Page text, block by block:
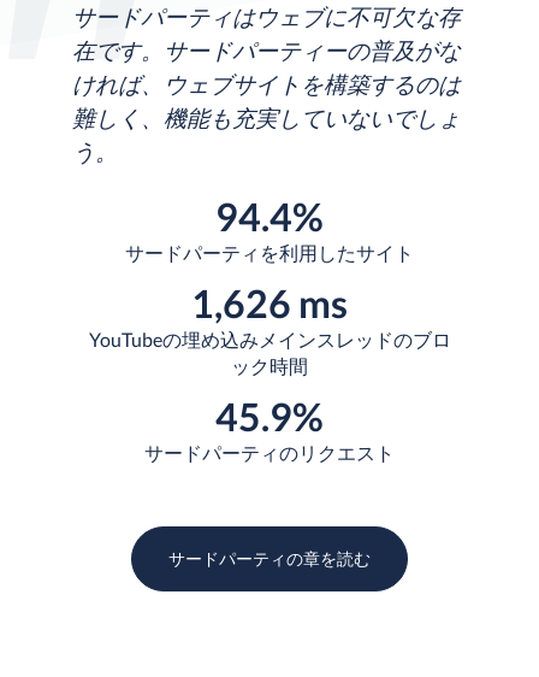
サードパーティはウェブに不可欠な存
在です。サードパーティーの普及がな
ければ、ウェブサイトを構築するのは
難しく、機能も充実していないでしょ
う。
94.4%
サードパーティを利用したサイト
1,626 ms
YouTubeの埋め込みメインスレッドのブロ
ック時間
45.9%
サードパーティのリクエスト
サードパーティの章を読む